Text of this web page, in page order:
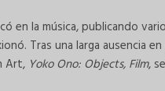
en la música, publicando
Tras una larga ausencia
Art, Yoko Ono: Objects, Film,